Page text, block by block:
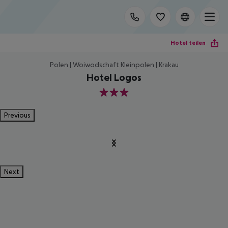
Hotel teilen
Polen | Woiwodschaft Kleinpolen | Krakau
Hotel Logos
3
Previous
Next